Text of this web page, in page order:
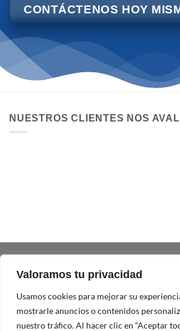
Valoramos tu privacidad
Usamos cookies para mejorar su
mostrarle anuncios o contenidos
nuestro tráfico. Al hacer clic en “Aceptar
CONTÁCTENOS HOY
NUESTROS CLIENTES NOS